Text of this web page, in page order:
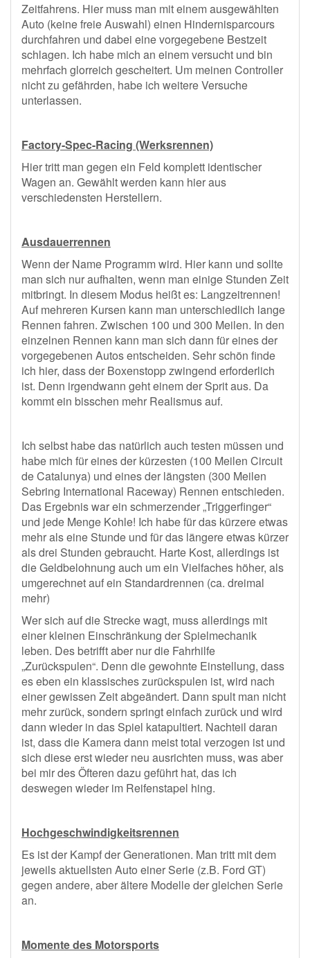
Zeitfahrens. Hier muss man mit einem ausgewählten
Auto (keine freie Auswahl) einen Hindernisparcours
durchfahren und dabei eine vorgegebene Bestzeit
schlagen. Ich habe mich an einem versucht und bin
mehrfach glorreich gescheitert. Um meinen Controller
nicht zu gefährden, habe ich weitere Versuche
unterlassen.
Factory-Spec-Racing (Werksrennen)
Hier tritt man gegen ein Feld komplett identischer
Wagen an. Gewählt werden kann hier aus
verschiedensten Herstellern.
Ausdauerrennen
Wenn der Name Programm wird. Hier kann und sollte
man sich nur aufhalten, wenn man einige Stunden Zeit
mitbringt. In diesem Modus heißt es: Langzeitrennen!
Auf mehreren Kursen kann man unterschiedlich lange
Rennen fahren. Zwischen 100 und 300 Meilen. In den
einzelnen Rennen kann man sich dann für eines der
vorgegebenen Autos entscheiden. Sehr schön finde
ich hier, dass der Boxenstopp zwingend erforderlich
ist. Denn irgendwann geht einem der Sprit aus. Da
kommt ein bisschen mehr Realismus auf.
Ich selbst habe das natürlich auch testen müssen und
habe mich für eines der kürzesten (100 Meilen Circuit
de Catalunya) und eines der längsten (300 Meilen
Sebring International Raceway) Rennen entschieden.
Das Ergebnis war ein schmerzender „Triggerfinger“
und jede Menge Kohle! Ich habe für das kürzere etwas
mehr als eine Stunde und für das längere etwas kürzer
als drei Stunden gebraucht. Harte Kost, allerdings ist
die Geldbelohnung auch um ein Vielfaches höher, als
umgerechnet auf ein Standardrennen (ca. dreimal
mehr)
Wer sich auf die Strecke wagt, muss allerdings mit
einer kleinen Einschränkung der Spielmechanik
leben. Des betrifft aber nur die Fahrhilfe
„Zurückspulen“. Denn die gewohnte Einstellung, dass
es eben ein klassisches zurückspulen ist, wird nach
einer gewissen Zeit abgeändert. Dann spult man nicht
mehr zurück, sondern springt einfach zurück und wird
dann wieder in das Spiel katapultiert. Nachteil daran
ist, dass die Kamera dann meist total verzogen ist und
sich diese erst wieder neu ausrichten muss, was aber
bei mir des Öfteren dazu geführt hat, das ich
deswegen wieder im Reifenstapel hing.
Hochgeschwindigkeitsrennen
Es ist der Kampf der Generationen. Man tritt mit dem
jeweils aktuellsten Auto einer Serie (z.B. Ford GT)
gegen andere, aber ältere Modelle der gleichen Serie
an.
Momente des Motorsports